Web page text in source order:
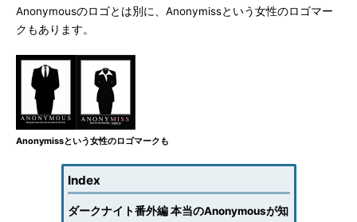
Anonymousのロゴとは別に、Anonymissという女性のロゴマー
クもあります。
Anonymissという女性のロゴマークも
Index
ダークナイト番外編 本当のAnonymousが知